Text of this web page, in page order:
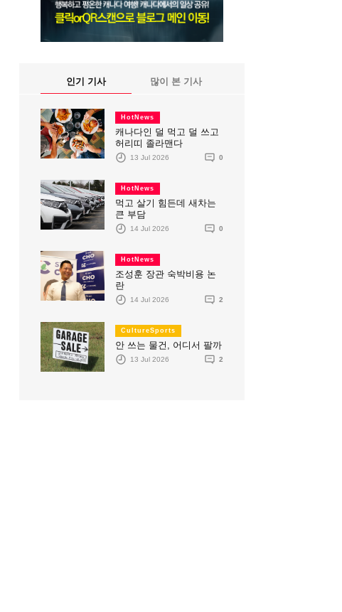
인기 기사 많이 본 기사
HotNews
캐나다인 덜 먹고 덜 쓰고
허리띠 졸라맨다
13 Jul 2026 0
HotNews
먹고 살기 힘든데 새차는
큰 부담
14 Jul 2026 0
HotNews
조성훈 장관 숙박비용 논
란
14 Jul 2026 2
CultureSports
안 쓰는 물건, 어디서 팔까
13 Jul 2026 2